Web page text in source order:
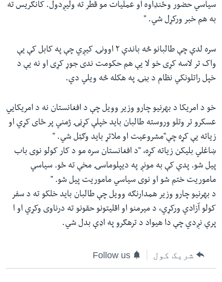
سیاسي حضور وځنډاوه او عملیات مو قطر ته ولیږدول. کانګریس ته
به هم خبر ورکړل شي. "
سره لدې چې طالبانو څه باندې ۲ اوونۍ کیږي چې په کابل کې یې
واک تر لاسه کړی خو لا یې هم حکومت ندی جوړ کړی او نه یې د
خپل راتلونکي نظام د بڼۍ په هکله څه ویلي دي.
خو د امریکا د بهرنیو چارو وزیر وویل چې د افغانستان نه د امریکایي
عسکرو تر وتلو وروسته طالبان باید خپلې کړڼۍ ژمني پر ځای کړي او
زیاته یې کړه چې"مشروعیت او ملاتړ باید وګټل شي. "
ښاغلي بلیکن زیاته کړه، "د افغانستان سره مو د کار کولو نوی باب
پیل شو. پدې کې به مونږ په دیپلوماسۍ مخې ته ځو. سیاسي
ماموریت ختم شو او نوی سیاسي ماموریت پيل شو. "
د بهرنیو چارو وزیر همدارنګه وویل چې طالبان باید خلکو ته د سفر
کولو آزادي ورکړي، د میرمنو او اقلیتونو حقونو ته درناوی وکړي او ا
پرې نږدي چې دا هیواد د ترهګرو په اډې بدل شي.
شریک کول Follow us